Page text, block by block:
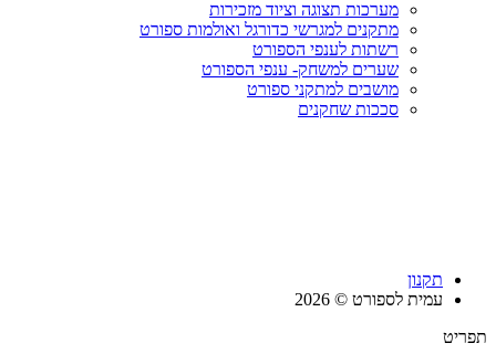
מערכות תצוגה וציוד מזכירות
מתקנים למגרשי כדורגל ואולמות ספורט
רשתות לענפי הספורט
שערים למשחק- ענפי הספורט
מושבים למתקני ספורט
סככות שחקנים
תקנון
עמית לספורט © 2026
תפריט